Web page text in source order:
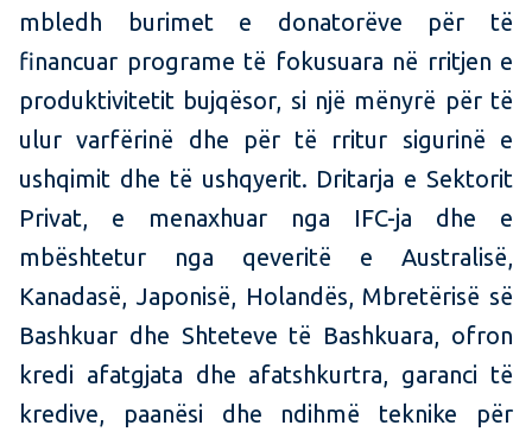
mbledh burimet e donatorëve për të
financuar programe të fokusuara në rritjen e
produktivitetit bujqësor, si një mënyrë për të
ulur varfërinë dhe për të rritur sigurinë e
ushqimit dhe të ushqyerit. Dritarja e Sektorit
Privat, e menaxhuar nga IFC-ja dhe e
mbështetur nga qeveritë e Australisë,
Kanadasë, Japonisë, Holandës, Mbretërisë së
Bashkuar dhe Shteteve të Bashkuara, ofron
kredi afatgjata dhe afatshkurtra, garanci të
kredive, paanësi dhe ndihmë teknike për